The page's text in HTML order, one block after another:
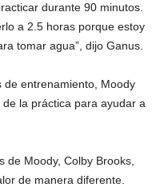
durante 90 minutos.
a 2.5 horas porque estoy
tomar agua”, dijo Ganus.
de entrenamiento, Moody
la práctica para ayudar a
de Moody, Colby Brooks,
de manera diferente.